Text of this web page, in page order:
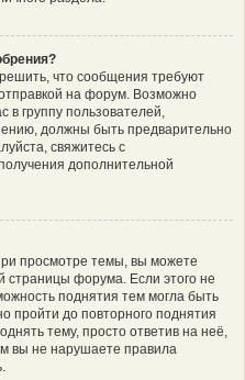
что сообщения требуют
на форум. Возможно
в группу пользователей,
должны быть предварительно
свяжитесь с
дополнительной
просмотре темы, вы можете
страницы форума. Если этого не
поднятия тем могла быть
пройти до повторного поднятия
тему, просто ответив на неё,
вы не нарушаете правила